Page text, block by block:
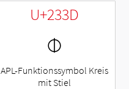
U+233D
⌽
APL-Funktionssymbol Kreis
mit Stiel